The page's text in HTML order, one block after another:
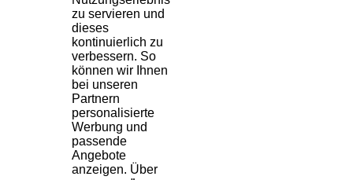
zu servieren und
dieses
kontinuierlich zu
verbessern. So
können wir Ihnen
bei unseren
Partnern
personalisierte
Werbung und
passende
Angebote
anzeigen. Über